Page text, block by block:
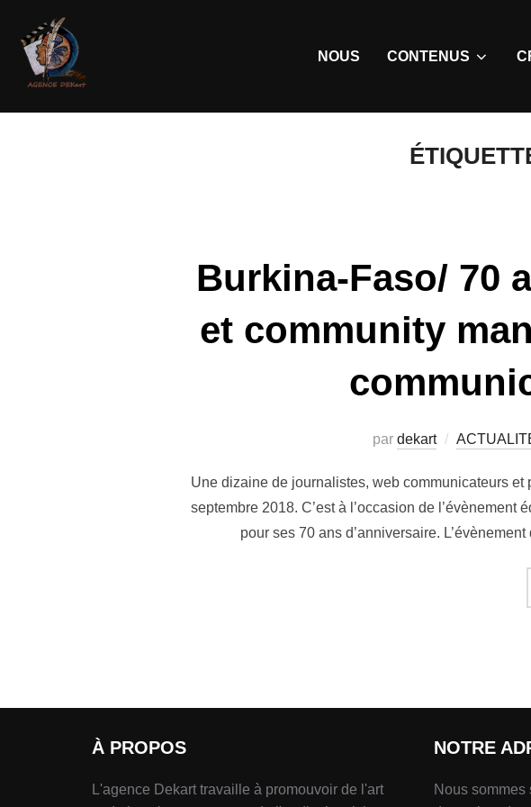
NOUS CONTENUS
Burkina-Faso/ 70
et community
par dekart
Une dizaine de journalistes, web communicateurs
septembre 2018. C’est à l’occasion de l’évènement
pour ses 70 ans d’anniversaire.
À PROPOS
L'agence Dekart travaille à promouvoir de l'art
NOTRE
Nous